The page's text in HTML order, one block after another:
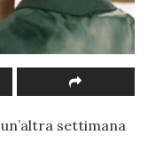
settimana